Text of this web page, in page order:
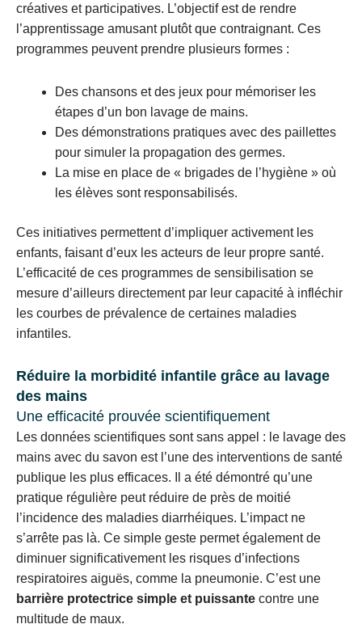
créatives et participatives. L’objectif est de rendre
l’apprentissage amusant plutôt que contraignant. Ces
programmes peuvent prendre plusieurs formes :
Des chansons et des jeux pour mémoriser les
étapes d’un bon lavage de mains.
Des démonstrations pratiques avec des paillettes
pour simuler la propagation des germes.
La mise en place de « brigades de l’hygiène » où
les élèves sont responsabilisés.
Ces initiatives permettent d’impliquer activement les
enfants, faisant d’eux les acteurs de leur propre santé.
L’efficacité de ces programmes de sensibilisation se
mesure d’ailleurs directement par leur capacité à infléchir
les courbes de prévalence de certaines maladies
infantiles.
Réduire la morbidité infantile grâce au lavage
des mains
Une efficacité prouvée scientifiquement
Les données scientifiques sont sans appel : le lavage des
mains avec du savon est l’une des interventions de santé
publique les plus efficaces. Il a été démontré qu’une
pratique régulière peut réduire de près de moitié
l’incidence des maladies diarrhéiques. L’impact ne
s’arrête pas là. Ce simple geste permet également de
diminuer significativement les risques d’infections
respiratoires aiguës, comme la pneumonie. C’est une
barrière protectrice simple et puissante contre une
multitude de maux.